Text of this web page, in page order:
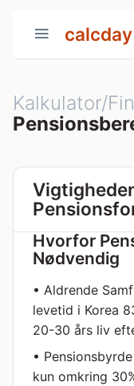
calcday
Kalkulator/
Hvorfor
Nødvendig
• Aldrende
levetid i Korea
20-30 års liv
•
kun omkring